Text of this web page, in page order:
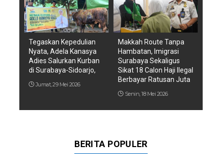
Tegaskan Kepedulian
Nyata, Adela Kanasya
Adies Salurkan Kurban
di Surabaya-Sidoarjo,
Jumat, 29 Mei 2026
Makkah Route Tanpa
Hambatan, Imigrasi
Surabaya Sekaligus
Sikat 18 Calon Haji Ilegal
Berbayar Ratusan Juta
Senin, 18 Mei 2026
BERITA POPULER